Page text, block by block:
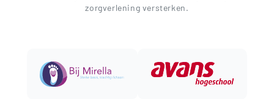
zorgverlening versterken.